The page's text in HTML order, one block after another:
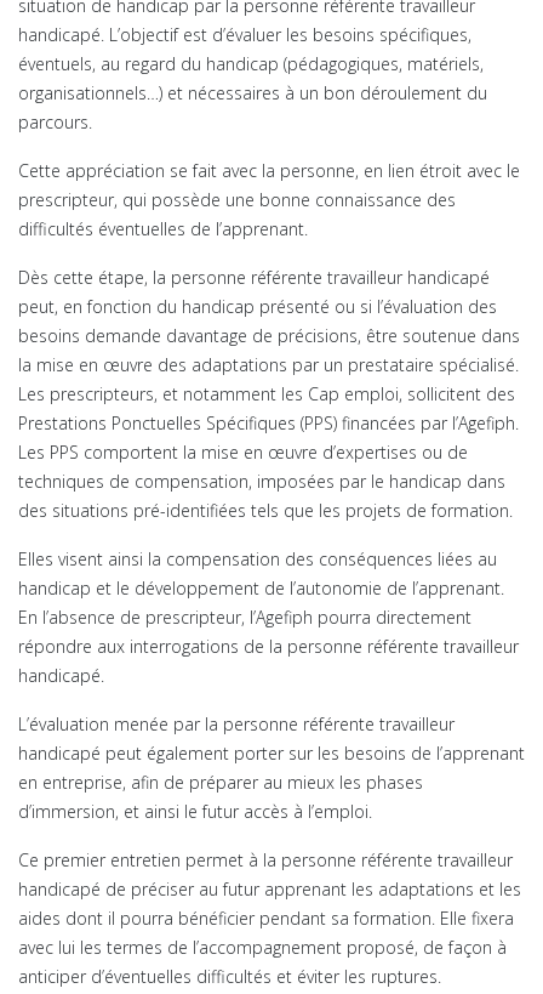
situation de handicap par la personne référente travailleur
handicapé. L’objectif est d’évaluer les besoins spécifiques,
éventuels, au regard du handicap (pédagogiques, matériels,
organisationnels…) et nécessaires à un bon déroulement du
parcours.
Cette appréciation se fait avec la personne, en lien étroit avec le
prescripteur, qui possède une bonne connaissance des
difficultés éventuelles de l’apprenant.
Dès cette étape, la personne référente travailleur handicapé
peut, en fonction du handicap présenté ou si l’évaluation des
besoins demande davantage de précisions, être soutenue dans
la mise en œuvre des adaptations par un prestataire spécialisé.
Les prescripteurs, et notamment les Cap emploi, sollicitent des
Prestations Ponctuelles Spécifiques (PPS) financées par l’Agefiph.
Les PPS comportent la mise en œuvre d’expertises ou de
techniques de compensation, imposées par le handicap dans
des situations pré-identifiées tels que les projets de formation.
Elles visent ainsi la compensation des conséquences liées au
handicap et le développement de l’autonomie de l’apprenant.
En l’absence de prescripteur, l’Agefiph pourra directement
répondre aux interrogations de la personne référente travailleur
handicapé.
L’évaluation menée par la personne référente travailleur
handicapé peut également porter sur les besoins de l’apprenant
en entreprise, afin de préparer au mieux les phases
d’immersion, et ainsi le futur accès à l’emploi.
Ce premier entretien permet à la personne référente travailleur
handicapé de préciser au futur apprenant les adaptations et les
aides dont il pourra bénéficier pendant sa formation. Elle fixera
avec lui les termes de l’accompagnement proposé, de façon à
anticiper d’éventuelles difficultés et éviter les ruptures.